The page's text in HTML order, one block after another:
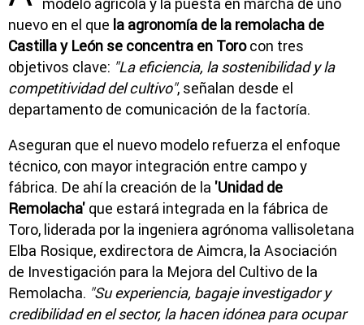
modelo agrícola y la puesta en marcha de uno
nuevo en el que la agronomía de la remolacha de
Castilla y León se concentra en Torocon tres
objetivos clave: "La eficiencia, la sostenibilidad y la
competitividad del cultivo", señalan desde el
departamento de comunicación de la factoría.
Aseguran que el nuevo modelo refuerza el enfoque
técnico, con mayor integración entre campo y
fábrica. De ahí la creación de la 'Unidad de
Remolacha' que estará integrada en la fábrica de
Toro, liderada por la ingeniera agrónoma vallisoletana
Elba Rosique, exdirectora de Aimcra, la Asociación
de Investigación para la Mejora del Cultivo de la
Remolacha. "Su experiencia, bagaje investigador y
credibilidad en el sector, la hacen idónea para ocupar